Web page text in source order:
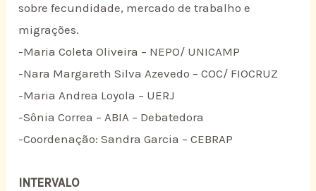
sobre fecundidade, mercado de trabalho e
migrações.
-Maria Coleta Oliveira – NEPO/ UNICAMP
-Nara Margareth Silva Azevedo – COC/ FIOCRUZ
-Maria Andrea Loyola – UERJ
-Sônia Correa – ABIA – Debatedora
-Coordenação: Sandra Garcia – CEBRAP
INTERVALO